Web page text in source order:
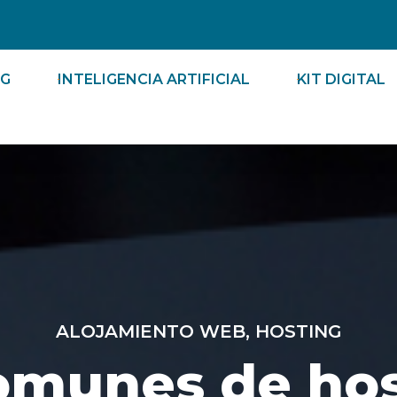
Abrir Marketing
INTELIGENCIA ARTIFICIAL Abrir Inteligencia
KIT DIGITAL
ALOJAMIENTO WEB, HOSTING
de